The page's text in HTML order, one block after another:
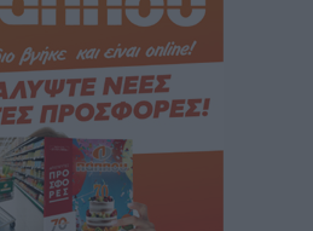
προς Α. Γεωργιάδη:
για την Ενίσχυση της
Ελλάδα και στα
για την παρθενική